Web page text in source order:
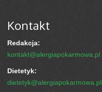
Kontakt
Redakcja:
kontakt@alergiapokarmowa.pl
Dietetyk:
dietetyk@alergiapokarmowa.pl